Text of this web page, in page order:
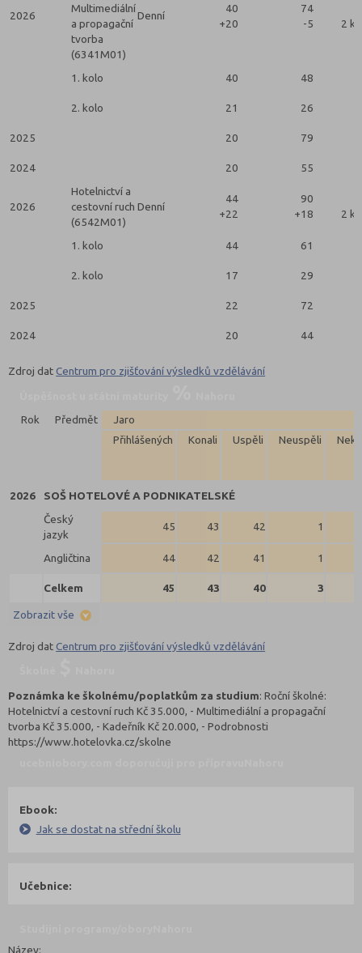
2026
Multimediální
a propagační
tvorba
(6341M01)
Denní
40
+20
74
-5
2
1. kolo 40 48
2. kolo 21 26
2025 20 79
2024 20 55
2026
Hotelnictví a
cestovní ruch
(6542M01)
Denní
44
+22
90
+18
2
1. kolo 44 61
2. kolo 17 29
2025 22 72
2024 20 44
Zdroj datCentrum pro zjišťování výsledků vzdělávání
Rok
Předmět
Jaro
Přihlášených
Konali Uspěli Neuspěli
2026
SOŠ HOTELOVÉ A PODNIKATELSKÉ
Český
jazyk
45 43 42 1
Angličtina 44 42 41 1
Celkem 45 43 40 3
Zobrazit vše
Zdroj datCentrum pro zjišťování výsledků vzdělávání
Poznámka ke školnému/poplatkům za studium: Roční školné:
Hotelnictví a cestovní ruch Kč 35.000, - Multimediální a propagační
tvorba Kč 35.000, - Kadeřník Kč 20.000, - Podrobnosti
https://www.hotelovka.cz/skolne
Ebook:
Jak se dostat na střední školu
Učebnice:
Název: